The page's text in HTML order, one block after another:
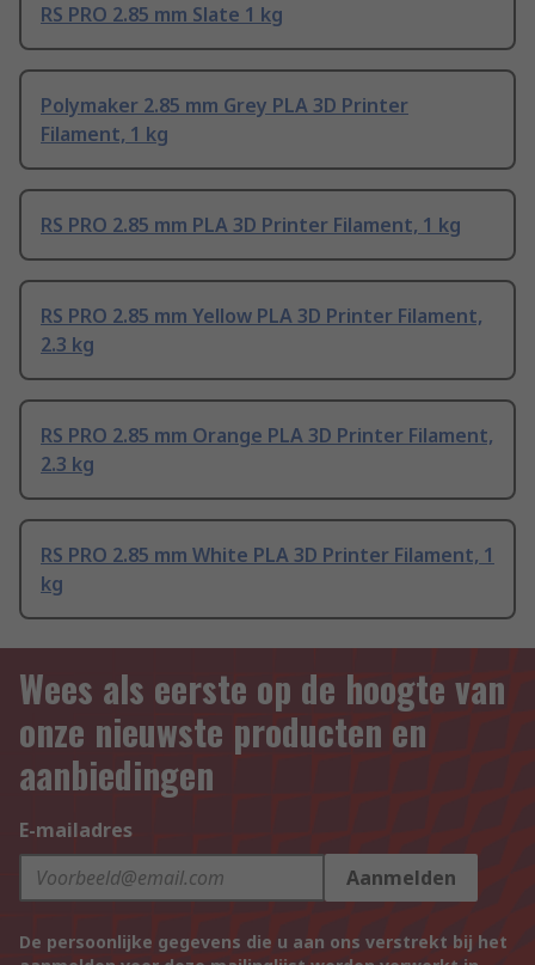
RS PRO 2.85 mm Slate 1 kg
Polymaker 2.85 mm Grey PLA 3D Printer
Filament, 1 kg
RS PRO 2.85 mm PLA 3D Printer Filament, 1 kg
RS PRO 2.85 mm Yellow PLA 3D Printer Filament,
2.3 kg
RS PRO 2.85 mm Orange PLA 3D Printer Filament,
2.3 kg
RS PRO 2.85 mm White PLA 3D Printer Filament, 1
kg
Wees als eerste op de hoogte van
onze nieuwste producten en
aanbiedingen
E-mailadres
Aanmelden
De persoonlijke gegevens die u aan ons verstrekt bij het